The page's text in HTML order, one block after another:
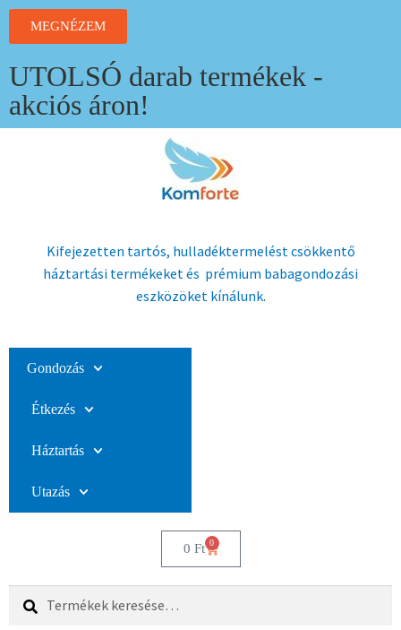
MEGNÉZEM
UTOLSÓ darab termékek -
akciós áron!
Kifejezetten tartós, hulladéktermelést csökkentő
háztartási termékeket és prémium babagondozási
eszközöket kínálunk.
Gondozás
Étkezés
Háztartás
Utazás
0 Ft 0
Keresés